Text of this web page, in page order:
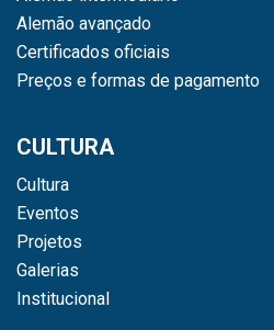
Alemão avançado
Certificados oficiais
Preços e formas de pagamento
CULTURA
Cultura
Eventos
Projetos
Galerias
Institucional